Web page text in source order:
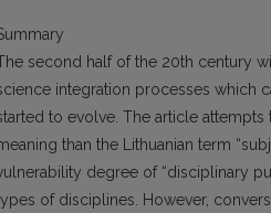
second half of the 20th century
integration processes which
to evolve. The article
than the Lithuanian term
degree of “disciplinary
of disciplines. However,